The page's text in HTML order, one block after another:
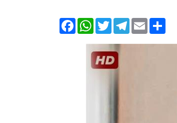
Facebook
WhatsAppTwitterTelegramEmailShare